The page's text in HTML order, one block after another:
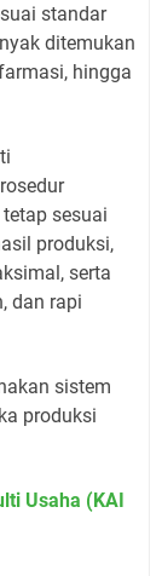
standar
ditemukan
hingga
sesuai
produksi,
serta
dan rapi
sistem
produksi
Usaha (KAI